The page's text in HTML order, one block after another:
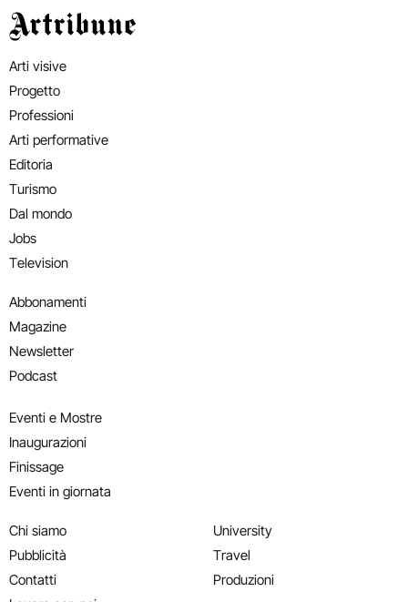
Artribune
Arti visive
Progetto
Professioni
Arti performative
Editoria
Turismo
Dal mondo
Jobs
Television
Abbonamenti
Magazine
Newsletter
Podcast
Eventi e Mostre
Inaugurazioni
Finissage
Eventi in giornata
Chi siamo
Pubblicità
Contatti
University
Travel
Produzioni